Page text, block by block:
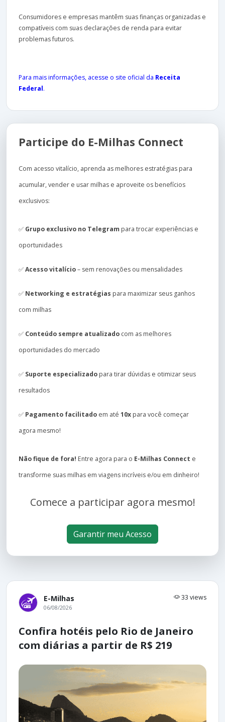
Consumidores e empresas mantêm suas finanças organizadas e
compatíveis com suas declarações de renda para evitar
problemas futuros.
Para mais informações, acesse o site oficial da Receita
Federal.
Participe do E-Milhas Connect
Com acesso vitalício, aprenda as melhores estratégias para
acumular, vender e usar milhas e aproveite os benefícios
exclusivos:
✅ Grupo exclusivo no Telegram para trocar experiências e
oportunidades
✅Acesso vitalício– sem renovações ou mensalidades
✅ Networking e estratégias para maximizar seus ganhos
com milhas
✅ Conteúdo sempre atualizado com as melhores
oportunidades do mercado
✅ Suporte especializado para tirar dúvidas e otimizar seus
resultados
✅ Pagamento facilitado em até 10x para você começar
agora mesmo!
Não fique de fora! Entre agora para o E-Milhas Connect e
transforme suas milhas em viagens incríveis e/ou em dinheiro!
Comece a participar agora mesmo!
Garantir meu Acesso
E-Milhas 33 views
06/08/2026
Confira hotéis pelo Rio de Janeiro
com diárias a partir de R$ 219